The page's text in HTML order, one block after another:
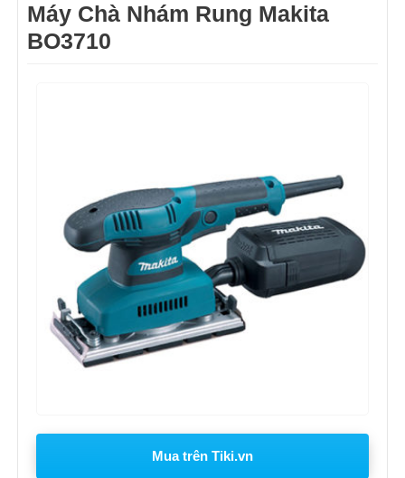
Máy Chà Nhám Rung Makita
BO3710
Mua trên Tiki.vn